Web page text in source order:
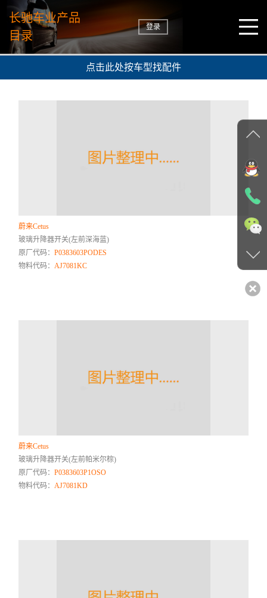
长驰车业产品
目录
登录
点击此处按车型找配件
蔚来Cetus
玻璃升降器开关(左前深海蓝)
原厂代码：P0383603PODES
物料代码：AJ7081KC
蔚来Cetus
玻璃升降器开关(左前帕米尔棕)
原厂代码：P0383603P1OSO
物料代码：AJ7081KD